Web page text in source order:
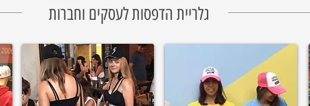
גלריית הדפסות לעסקים וחברות